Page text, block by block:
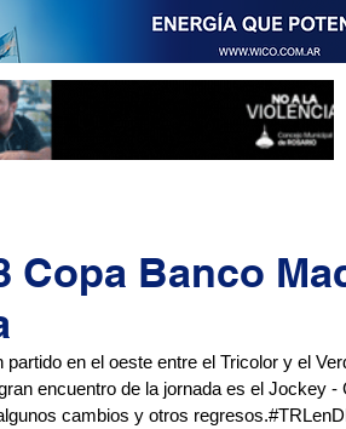
Copa Banco
partido en el oeste entre el Tricolor y el
encuentro de la jornada es el Jockey
cambios y otros